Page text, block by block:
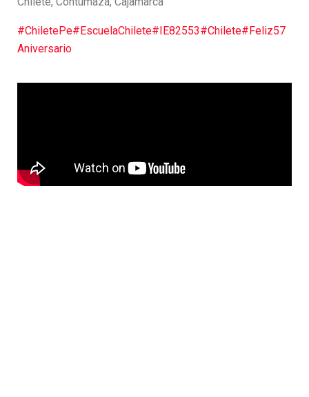
#ChiletePe#EscuelaChilete#IE82553#Chilete#Feliz57
Aniversario